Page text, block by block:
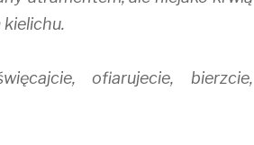
ofiarujecie, bierzcie,